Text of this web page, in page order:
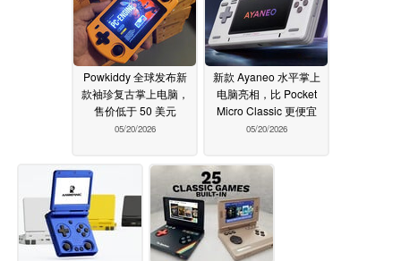
Powkiddy 全球发布新
款袖珍复古掌上电脑，
售价低于 50 美元
05/20/2026
新款 Ayaneo 水平掌上
电脑亮相，比 Pocket
Micro Classic 更便宜
05/20/2026